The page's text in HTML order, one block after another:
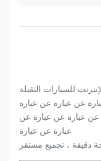
للسيارات الثقيلة
عن عبارة عن عبارة
عن عبارة عن عبارة عن
عبارة عن عبارة
دقيقة ، تجميع مستقر